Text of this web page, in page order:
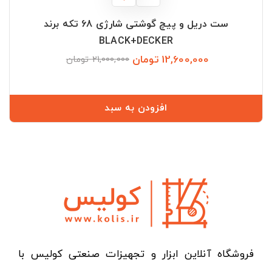
ست دریل و پیچ گوشتی شارژی 68 تکه برند
BLACK+DECKER
12,600,000 تومان 21,000,000 تومان
افزودن به سبد
فروشگاه آنلاین ابزار و تجهیزات صنعتی کولیس با